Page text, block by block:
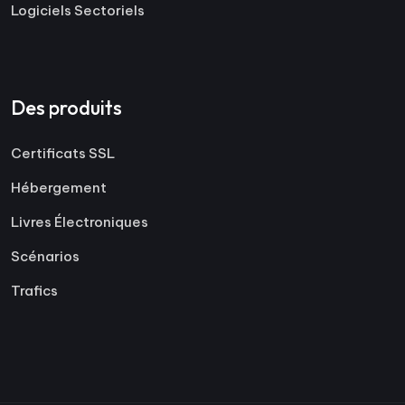
Logiciels Sectoriels
Des produits
Certificats SSL
Hébergement
Livres Électroniques
Scénarios
Trafics